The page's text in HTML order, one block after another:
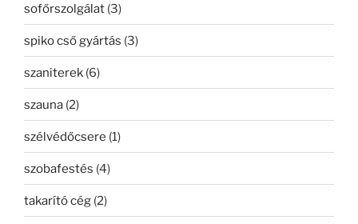
sofőrszolgálat (3)
spiko cső gyártás (3)
szaniterek (6)
szauna (2)
szélvédőcsere (1)
szobafestés (4)
takarító cég (2)